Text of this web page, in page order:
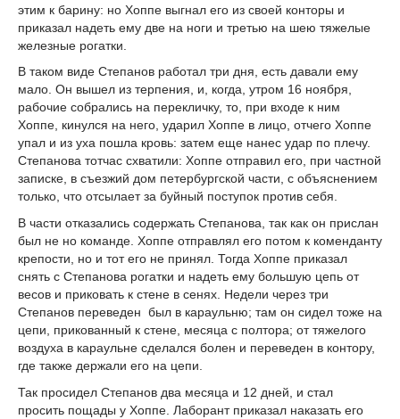
этим к барину: но Хоппе выгнал его из своей конторы и
приказал надеть ему две на ноги и третью на шею тяжелые
железные рогатки.
В таком виде Степанов работал три дня, есть давали ему
мало. Он вышел из терпения, и, когда, утром 16 ноября,
рабочие собрались на перекличку, то, при входе к ним
Хоппе, кинулся на него, ударил Хоппе в лицо, отчего Хоппе
упал и из уха пошла кровь: затем еще нанес удар по плечу.
Степанова тотчас схватили: Хоппе отправил его, при частной
записке, в съезжий дом петербургской части, с объяснением
только, что отсылает за буйный поступок против себя.
В части отказались содержать Степанова, так как он прислан
был не но команде. Хоппе отправлял его потом к коменданту
крепости, но и тот его не принял. Тогда Хоппе приказал
снять с Степанова рогатки и надеть ему большую цепь от
весов и приковать к стене в сенях. Недели через три
Степанов переведен был в караульню; там он сидел тоже на
цепи, прикованный к стене, месяца с полтора; от тяжелого
воздуха в караульне сделался болен и переведен в контору,
где также держали его на цепи.
Так просидел Степанов два месяца и 12 дней, и стал
просить пощады у Хоппе. Лаборант приказал наказать его